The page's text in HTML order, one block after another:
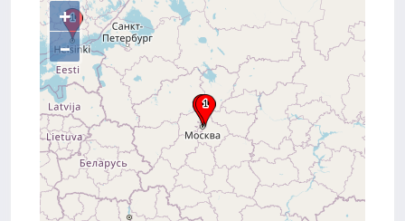
+
–